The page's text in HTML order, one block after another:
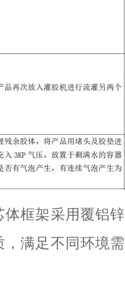
体框架采用覆铝
，满足不同环境